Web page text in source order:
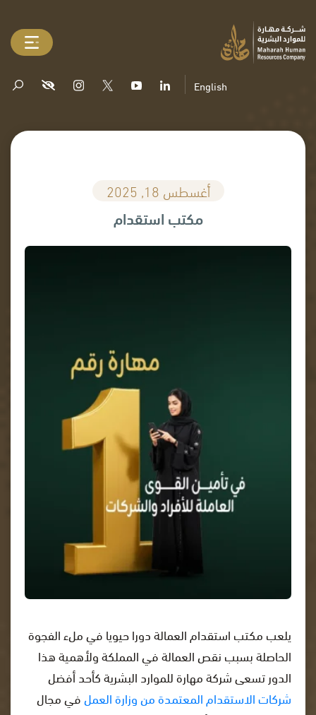
English
أغسطس 18, 2025
مكتب استقدام
يلعب مكتب استقدام العمالة دورا حيويا في ملء الفجوة
الحاصلة بسبب نقص العمالة في المملكة ولأهمية هذا
الدور تسعى شركة مهارة للموارد البشرية كأحد أفضل
شركات الاستقدام المعتمدة من وزارة العملفي مجال